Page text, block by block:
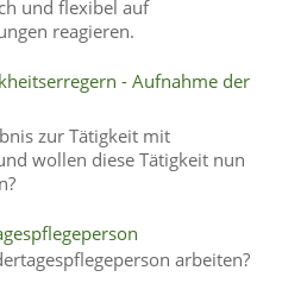
und flexibel auf
reagieren.
- Aufnahme der
zur Tätigkeit mit
wollen diese Tätigkeit nun
arbeiten?